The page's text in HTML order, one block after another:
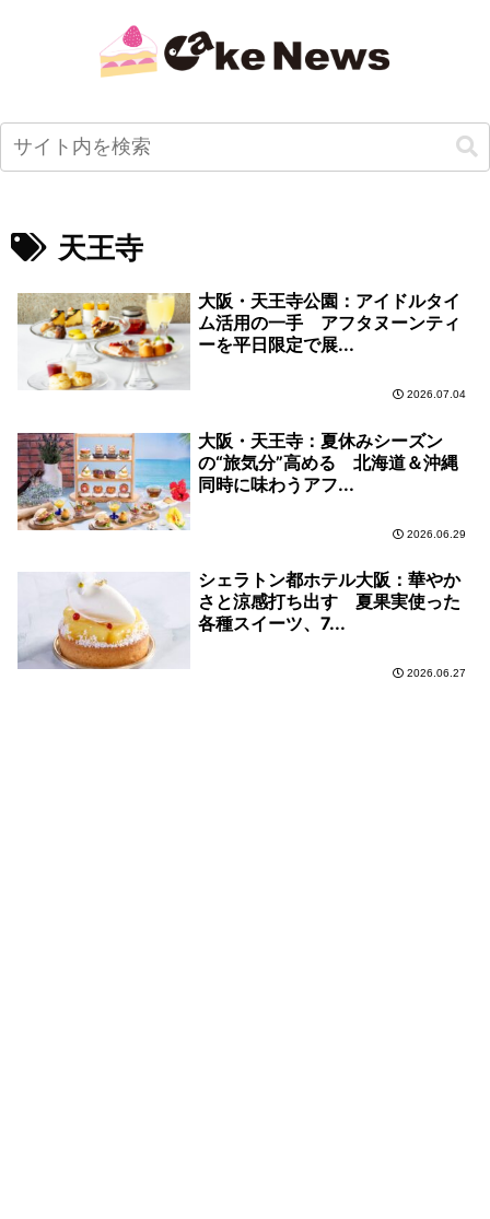
天王寺
大阪・天王寺公園：アイドルタイ
ム活用の一手 アフタヌーンティ
ーを平日限定で展...
2026.07.04
大阪・天王寺：夏休みシーズン
の“旅気分”高める 北海道＆沖縄
同時に味わうアフ...
2026.06.29
シェラトン都ホテル大阪：華やか
さと涼感打ち出す 夏果実使った
各種スイーツ、7...
2026.06.27